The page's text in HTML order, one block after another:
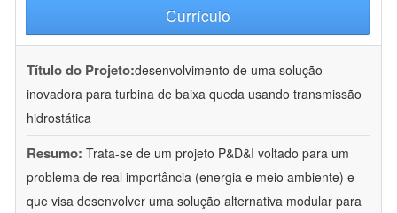
Currículo
Título do Projeto:desenvolvimento de uma solução
inovadora para turbina de baixa queda usando transmissão
hidrostática
Resumo: Trata-se de um projeto P&D&I voltado para um
problema de real importância (energia e meio ambiente) e
que visa desenvolver uma solução alternativa modular para